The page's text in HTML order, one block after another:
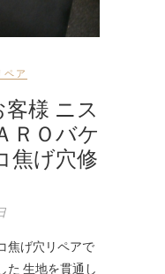
ペア
様 ニス
ＲＯバケ
焦げ穴修
焦げ穴リペアで
た 生地を貫通し